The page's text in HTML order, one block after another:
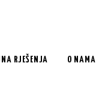
RJEŠENJA O NAMA